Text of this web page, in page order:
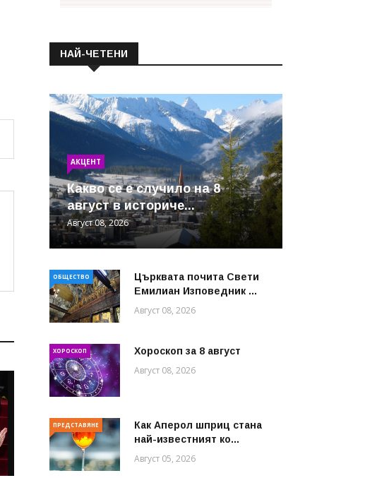
НАЙ-ЧЕТЕНИ
АКЦЕНТ
Какво се е случило на 8
август в историче...
Август 08, 2026
ОБЩЕСТВО
Църквата почита Свeти
Емилиан Изповедник ...
Август 08, 2026
ХОРОСКОП Хороскоп за 8 август
Август 08, 2026
ПРЕДСТАВЯНЕ
Как Аперол шприц стана
най-известният ко...
Август 05, 2026